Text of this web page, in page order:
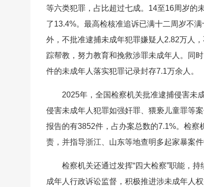
等六类犯罪，占比超过七成。14至16周岁的
了13.4%。最高检核准追诉已满十二周岁不
外，不批准逮捕未成年犯罪嫌疑人2.82万人
踪帮教，努力教育和挽救涉罪未成年人。同
件的未成年人落实犯罪记录封存7.1万余人。
2025年，全国检察机关批准逮捕侵害未
侵害未成年人犯罪如强奸罪、猥亵儿童罪等
报告的有3852件，占办案总数的7.1%。检
责，并指导浙江、山东等地查明多起家暴案
检察机关还通过发挥“四大检察”职能，
成年人行政诉讼监督，积极推进涉未成年人